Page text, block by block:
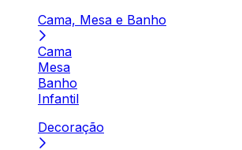
Cama, Mesa e Banho
Cama
Mesa
Banho
Infantil
Decoração